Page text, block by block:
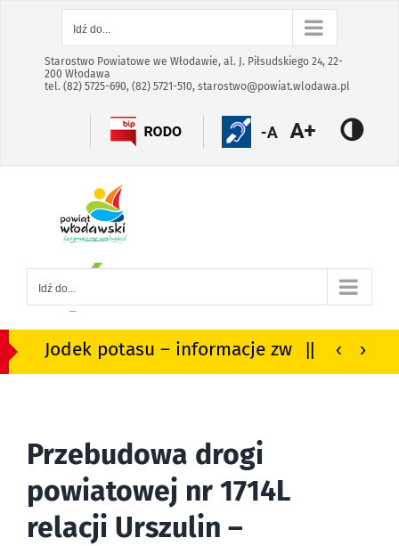
selected
selected
Idź do...
Starostwo Powiatowe we Włodawie, al. J. Piłsudskiego 24, 22-
200 Włodawa
tel. (82) 5725-690, (82) 5721-510, starostwo@powiat.wlodawa.pl
Idź do...
Jodek potasu – informacje związane z ewentualną dystrybucją w powiecie włodawskim
|| ‹ ›
Przebudowa drogi
powiatowej nr 1714L
relacji Urszulin –